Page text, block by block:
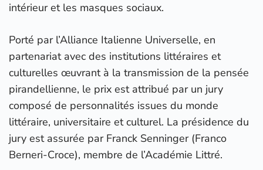
intérieur et les masques sociaux.
Porté par l’Alliance Italienne Universelle, en
partenariat avec des institutions littéraires et
culturelles œuvrant à la transmission de la pensée
pirandellienne, le prix est attribué par un jury
composé de personnalités issues du monde
littéraire, universitaire et culturel. La présidence du
jury est assurée par Franck Senninger (Franco
Berneri-Croce), membre de l’Académie Littré.